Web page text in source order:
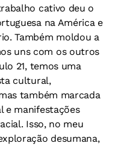
cativo deu o
na América e
Também moldou a
uns com os outros
21, temos uma
cultural,
também marcada
e manifestações
Isso, no meu
desumana,